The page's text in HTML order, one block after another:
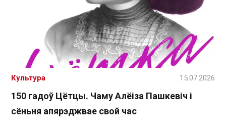
150 гадоў Цётцы. Чаму Алёіза Пашкевіч і
сёньня апярэджвае свой час
Культура 15.07.2026